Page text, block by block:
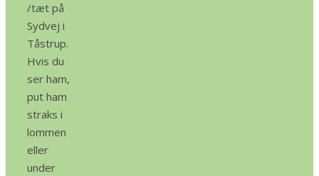
/tæt på
Sydvej i
Tåstrup.
Hvis du
ser ham,
put ham
straks i
lommen
eller
under